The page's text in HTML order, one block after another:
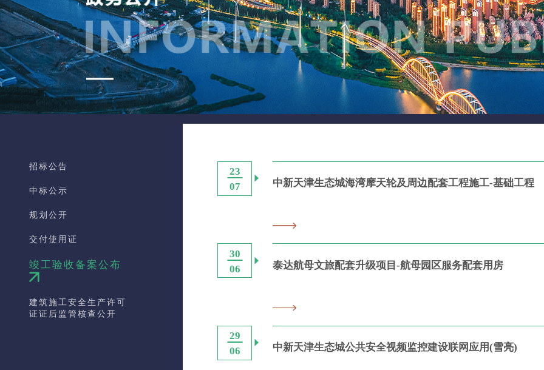
招标公告
中标公示
规划公开
交付使用证
竣工验收备案公布
建筑施工安全生产许可
证证后监管核查公开
23
07
中新天津生态城海湾摩天轮及周边配套工程施工-基础工程
30
06
泰达航母文旅配套升级项目-航母园区服务配套用房
29
06
中新天津生态城公共安全视频监控建设联网应用(雪亮)